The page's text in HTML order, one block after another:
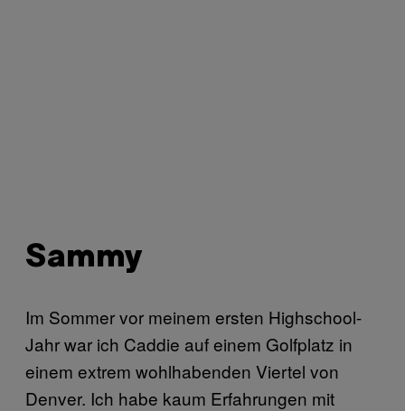
Sammy
Im Sommer vor meinem ersten Highschool-
Jahr war ich Caddie auf einem Golfplatz in
einem extrem wohlhabenden Viertel von
Denver. Ich habe kaum Erfahrungen mit